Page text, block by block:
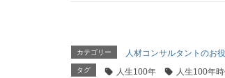
カテゴリー 人材コンサルタントのお
タグ 人生100年 人生100年